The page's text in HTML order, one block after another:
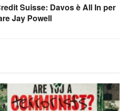
Suisse: Davos è All In per
Jay Powell